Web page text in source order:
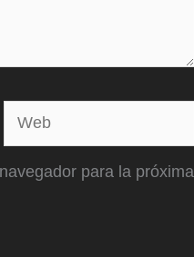
Web
para la próxima